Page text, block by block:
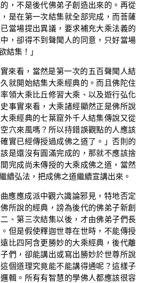
，不是後代佛弟子創造出來的。再從
是在第一次結集就全部完成，而菩薩
當場提出異議，要求補充大乘法義的
，卻得不到聲聞人的同意，只好當場
結集！」
來看，當然是第一次的五百聲聞人結
就開始結集大乘經典的。而且佛陀住
領大乘比丘修習大乘、以及遊行弘化
事實來看，大乘諸經顯然正是佛所說
乘經典的七葉窟外千人結集傳說又從
穴來風嗎？所以持錯誤觀點的人應該
實已經傳授過成佛之道了。」否則的
是還沒有圓滿完成的，那就不應該捨
完成尚未傳授的大乘成佛之道，當然
續弘法，把成佛之道繼續宣講出來。
應應成派中觀六識論邪見，特地否定
所說的經典，謗為後代的佛弟子新創
、第三次結集以後，才由佛弟子們長
但是假使釋迦世尊在世時，不能傳授
比四阿含更勝妙的大乘經典，後代離
們，卻能講出或寫出勝妙於世尊所說
個道理究竟能不能講得通呢？這樣子
輯。所有有智慧的學佛人都應該很容